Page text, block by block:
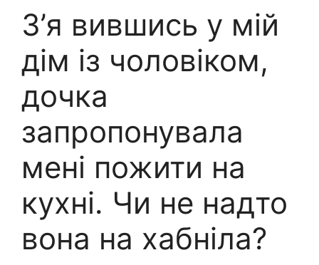
З’я вившись у мій
дім із чоловіком,
дочка
запропонувала
мені пожити на
кухні. Чи не надто
вона на хабніла?